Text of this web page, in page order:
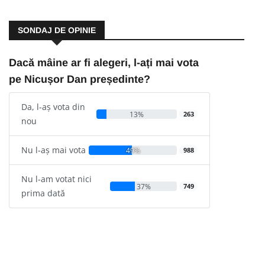
SONDAJ DE OPINIE
Dacă mâine ar fi alegeri, l-ați mai vota
pe Nicușor Dan președinte?
Da, l-aș vota din
nou
13% 263
Nu l-aș mai vota 49% 988
Nu l-am votat nici
prima dată
37% 749